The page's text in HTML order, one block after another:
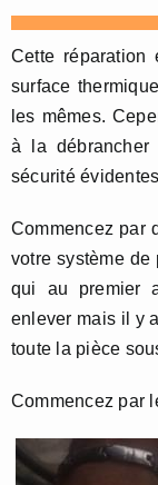
Cette
surface
les mêmes.
à la débrancher
sécurité
Commencez par
votre système
qui au premier
enlever mais il y
toute la pièce
Commencez par